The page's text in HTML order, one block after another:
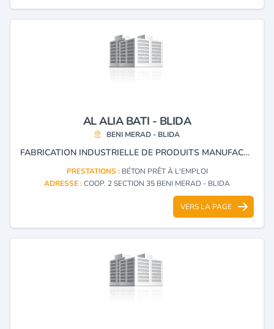
AL ALIA BATI - BLIDA
BENI MERAD - BLIDA
FABRICATION INDUSTRIELLE DE PRODUITS MANUFACTURES EN BÉTON OU EN PLATRE.
PRESTATIONS : BÉTON PRÊT À L'EMPLOI
ADRESSE :COOP. 2 SECTION 35 BENI MERAD - BLIDA
VERS LA PAGE